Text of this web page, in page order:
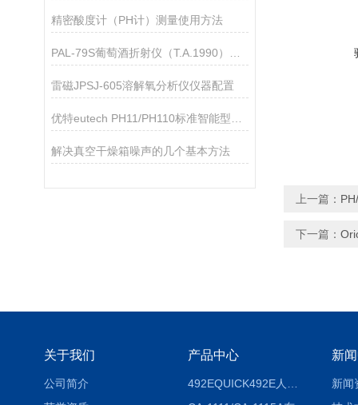
精密酸度计（PH计）测量使用方法
雷磁JPSJ-605溶解氧分析仪仪器配置
解决真空干燥箱噪声的几个基本方法
上一篇：
下一篇：
关于我们
公司简介
产品中心 新
新闻